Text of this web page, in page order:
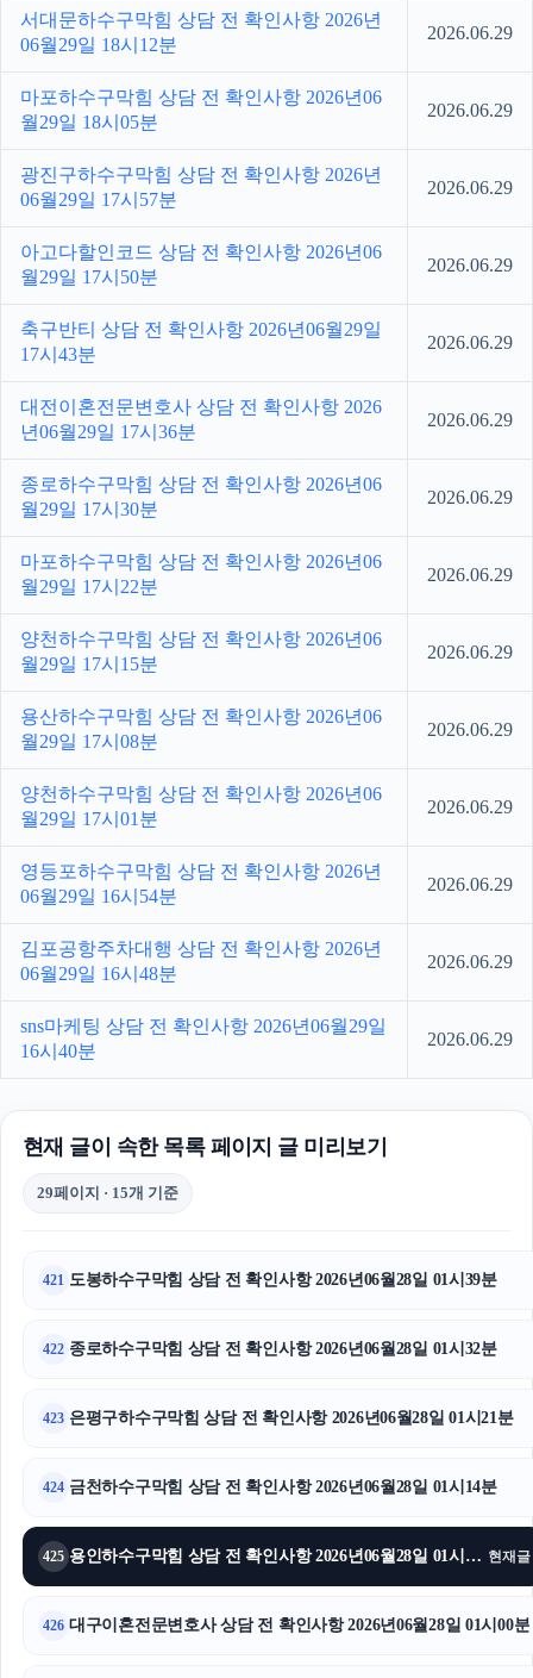
서대문하수구막힘 상담 전 확인사항 2026년
06월29일 18시12분
2026.06.29
마포하수구막힘 상담 전 확인사항 2026년06
월29일 18시05분
2026.06.29
광진구하수구막힘 상담 전 확인사항 2026년
06월29일 17시57분
2026.06.29
아고다할인코드 상담 전 확인사항 2026년06
월29일 17시50분
2026.06.29
축구반티 상담 전 확인사항 2026년06월29일
17시43분
2026.06.29
대전이혼전문변호사 상담 전 확인사항 2026
년06월29일 17시36분
2026.06.29
종로하수구막힘 상담 전 확인사항 2026년06
월29일 17시30분
2026.06.29
마포하수구막힘 상담 전 확인사항 2026년06
월29일 17시22분
2026.06.29
양천하수구막힘 상담 전 확인사항 2026년06
월29일 17시15분
2026.06.29
용산하수구막힘 상담 전 확인사항 2026년06
월29일 17시08분
2026.06.29
양천하수구막힘 상담 전 확인사항 2026년06
월29일 17시01분
2026.06.29
영등포하수구막힘 상담 전 확인사항 2026년
06월29일 16시54분
2026.06.29
김포공항주차대행 상담 전 확인사항 2026년
06월29일 16시48분
2026.06.29
sns마케팅 상담 전 확인사항 2026년06월29일
16시40분
2026.06.29
현재 글이 속한 목록 페이지 글 미리보기
29페이지 · 15개 기준
421 도봉하수구막힘 상담 전 확인사항 2026년06월28일 01시39분
422 종로하수구막힘 상담 전 확인사항 2026년06월28일 01시32분
423 은평구하수구막힘 상담 전 확인사항 2026년06월28일 01시21분
424 금천하수구막힘 상담 전 확인사항 2026년06월28일 01시14분
425 용인하수구막힘 상담 전 확인사항 2026년06월28일 01시09분 현재글
426 대구이혼전문변호사 상담 전 확인사항 2026년06월28일 01시00분